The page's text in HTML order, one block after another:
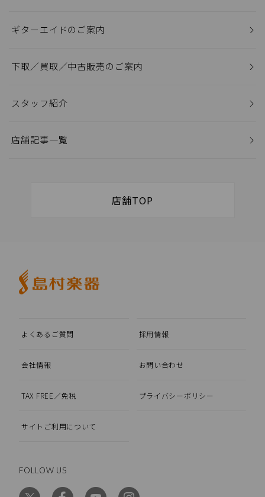
ギターエイドのご案内
下取／買取／中古販売のご案内
スタッフ紹介
店舗記事一覧
店舗TOP
よくあるご質問 採用情報
会社情報 お問い合わせ
TAX FREE／免税 プライバシーポリシー
サイトご利用について
FOLLOW US